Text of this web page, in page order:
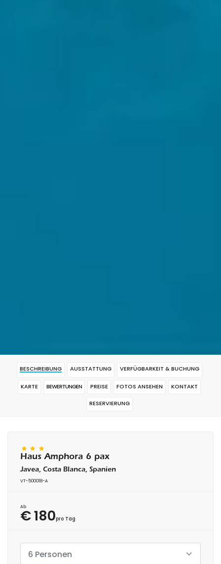
BESCHREIBUNG AUSSTATTUNG VERFÜGBARKEIT & BUCHUNG
KARTE BEWERTUNGEN PREISE FOTOS ANSEHEN KONTAKT
RESERVIERUNG
Haus Amphora 6 pax
Javea, Costa Blanca, Spanien
VT-500018-A
Ab
€ 180pro Tag
6 Personen